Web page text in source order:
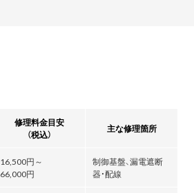
修理料金目安
（税込）
主な修理箇所
16,500円～
66,000円
制御基盤、漏電遮断
器・配線